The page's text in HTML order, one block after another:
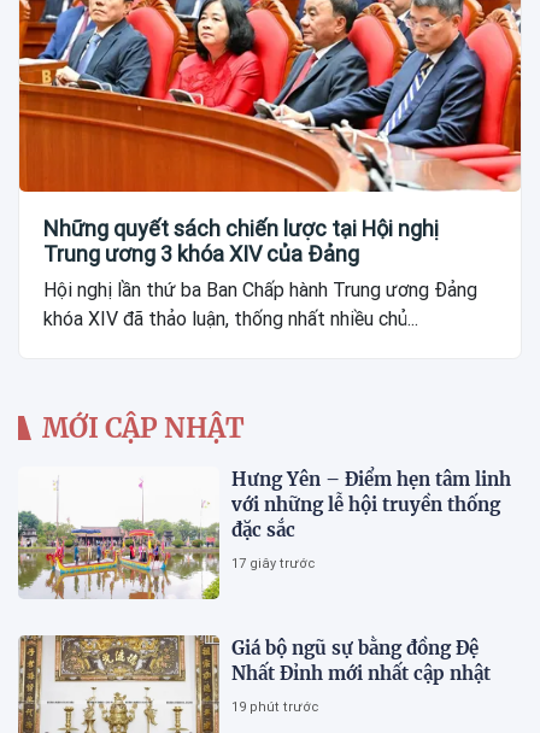
Những quyết sách chiến lược tại Hội nghị
Trung ương 3 khóa XIV của Đảng
Hội nghị lần thứ ba Ban Chấp hành Trung ương Đảng
khóa XIV đã thảo luận, thống nhất nhiều chủ...
MỚI CẬP NHẬT
Hưng Yên – Điểm hẹn tâm linh
với những lễ hội truyền thống
đặc sắc
17 giây trước
Giá bộ ngũ sự bằng đồng Đệ
Nhất Đỉnh mới nhất cập nhật
19 phút trước